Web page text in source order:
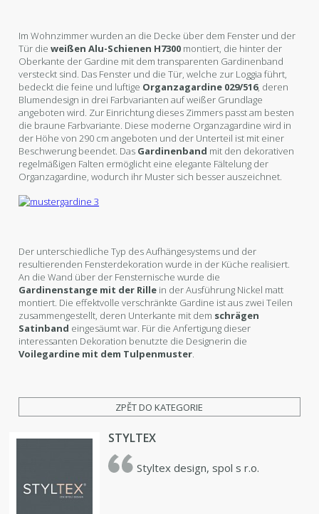
Im Wohnzimmer wurden an die Decke über dem Fenster und der
Tür dieweißen Alu-Schienen H7300 montiert, die hinter der
Oberkante der Gardine mit dem transparenten Gardinenband
versteckt sind. Das Fenster und die Tür, welche zur Loggia führt,
bedeckt die feine und luftige Organzagardine 029/516, deren
Blumendesign in drei Farbvarianten auf weißer Grundlage
angeboten wird. Zur Einrichtung dieses Zimmers passt am besten
die braune Farbvariante. Diese moderne Organzagardine wird in
der Höhe von 290 cm angeboten und der Unterteil ist mit einer
Beschwerung beendet. Das Gardinenband mit den dekorativen
regelmäßigen Falten ermöglicht eine elegante Fältelung der
Organzagardine, wodurch ihr Muster sich besser auszeichnet.
Der unterschiedliche Typ des Aufhängesystems und der
resultierenden Fensterdekoration wurde in der Küche realisiert.
An die Wand über der Fensternische wurde die
Gardinenstange mit der Rille in der Ausführung Nickel matt
montiert. Die effektvolle verschränkte Gardine ist aus zwei Teilen
zusammengestellt, deren Unterkante mit dem schrägen
Satinband eingesäumt war. Für die Anfertigung dieser
interessanten Dekoration benutzte die Designerin die
Voilegardine mit dem Tulpenmuster.
ZPĚT DO KATEGORIE
STYLTEX
Styltex design, spol s r.o.